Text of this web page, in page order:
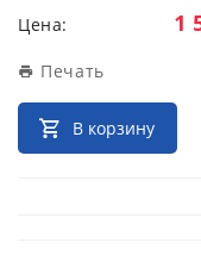
Цена: 1
Печать
В корзину